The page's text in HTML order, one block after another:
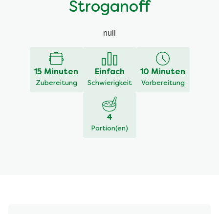
Stroganoff
null
15 Minuten
Zubereitung
Einfach
Schwierigkeit
10 Minuten
Vorbereitung
4
Portion(en)